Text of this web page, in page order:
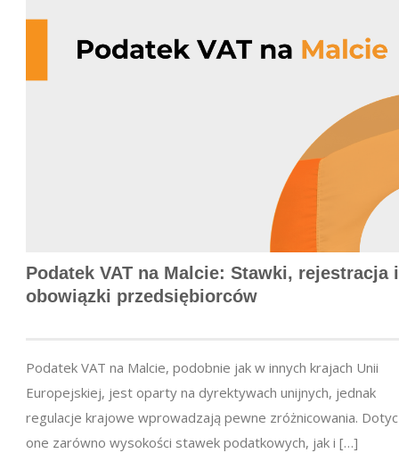
Podatek VAT na Malcie: Stawki, rejestracja i
obowiązki przedsiębiorców
Podatek VAT na Malcie, podobnie jak w innych krajach Unii
Europejskiej, jest oparty na dyrektywach unijnych, jednak
regulacje krajowe wprowadzają pewne zróżnicowania.
one zarówno wysokości stawek podatkowych, jak i […]